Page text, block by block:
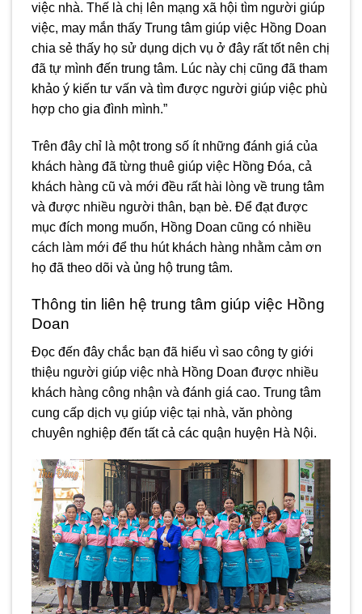
việc nhà. Thế là chị lên mạng xã hội tìm người giúp
việc, may mắn thấy Trung tâm giúp việc Hồng Doan
chia sẻ thấy họ sử dụng dịch vụ ở đây rất tốt nên chị
đã tự mình đến trung tâm. Lúc này chị cũng đã tham
khảo ý kiến ​​tư vấn và tìm được người giúp việc phù
hợp cho gia đình mình.”
Trên đây chỉ là một trong số ít những đánh giá của
khách hàng đã từng thuê giúp việc Hồng Đóa, cả
khách hàng cũ và mới đều rất hài lòng về trung tâm
và được nhiều người thân, bạn bè. Để đạt được
mục đích mong muốn, Hồng Doan cũng có nhiều
cách làm mới để thu hút khách hàng nhằm cảm ơn
họ đã theo dõi và ủng hộ trung tâm.
Thông tin liên hệ trung tâm giúp việc Hồng
Doan
Đọc đến đây chắc bạn đã hiểu vì sao công ty giới
thiệu người giúp việc nhà Hồng Doan được nhiều
khách hàng công nhận và đánh giá cao. Trung tâm
cung cấp dịch vụ giúp việc tại nhà, văn phòng
chuyên nghiệp đến tất cả các quận huyện Hà Nội.